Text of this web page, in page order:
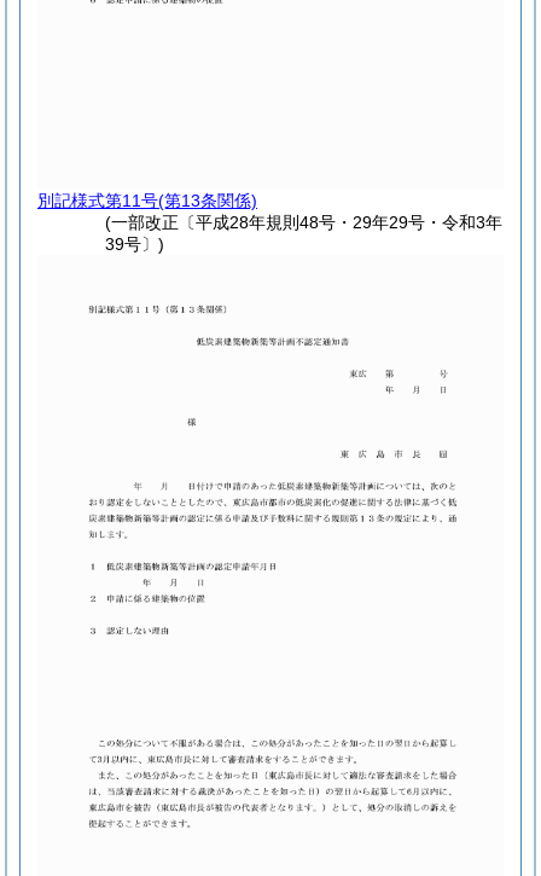
別記様式第11号(第13条関係)
(一部改正〔平成28年規則48号・29年29号・令和3年
39号〕)